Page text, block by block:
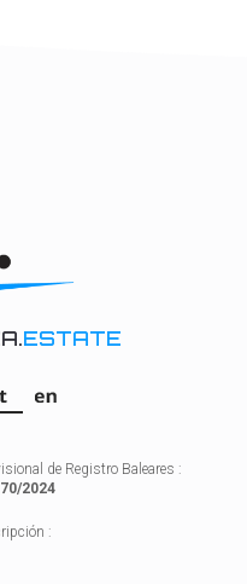
ESTATE
de Registro Baleares :
2024
: